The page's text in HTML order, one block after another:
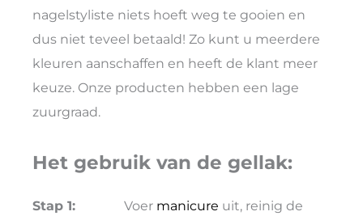
nagelstyliste niets hoeft weg te gooien en
dus niet teveel betaald! Zo kunt u meerdere
kleuren aanschaffen en heeft de klant meer
keuze. Onze producten hebben een lage
zuurgraad.
Het gebruik van de gellak:
Stap 1: Voer manicure uit, reinig de